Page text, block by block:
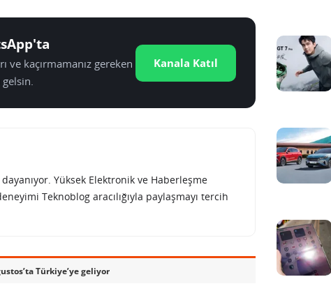
ve kaçırmamanız gereken
Kanala Katıl
Yüksek Elektronik ve Haberleşme
Teknoblog aracılığıyla paylaşmayı tercih
Türkiye’ye geliyor